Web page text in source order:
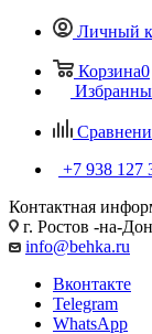
Личный
Корзина0
+7 938 127
Контактная
г. Ростов -на-
info@behka.ru
Вконтакте
Telegram
WhatsApp